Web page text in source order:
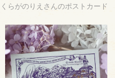
くらがのりえさんのポストカード